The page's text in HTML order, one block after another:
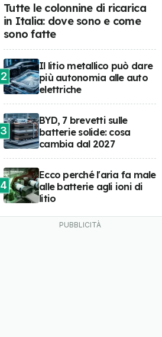
Tutte le colonnine di ricarica
in Italia: dove sono e come
sono fatte
2
Il litio metallico può dare
più autonomia alle auto
elettriche
3
BYD, 7 brevetti sulle
batterie solide: cosa
cambia dal 2027
4
Ecco perché l'aria fa male
alle batterie agli ioni di
litio